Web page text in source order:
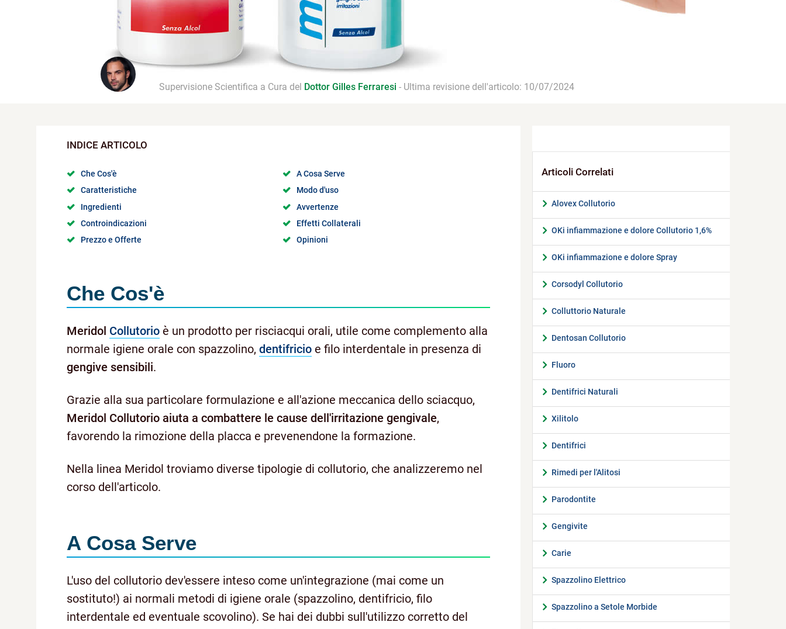
Supervisione Scientifica a Cura del Dottor Gilles Ferraresi - Ultima revisione dell'articolo: 10/07/2024
Che Cos'è
A Cosa Serve
Caratteristiche
Modo d'uso
Ingredienti
Avvertenze
Controindicazioni
Effetti Collaterali
Prezzo e Offerte
Opinioni
Che Cos'è
Meridol Collutorio è un prodotto per risciacqui orali, utile come complemento alla
normale igiene orale con spazzolino, dentifricio e filo interdentale in presenza di
gengive sensibili.
Grazie alla sua particolare formulazione e all'azione meccanica dello sciacquo,
Meridol Collutorio aiuta a combattere le cause dell'irritazione gengivale,
favorendo la rimozione della placca e prevenendone la formazione.
Nella linea Meridol troviamo diverse tipologie di collutorio, che analizzeremo nel
corso dell'articolo.
A Cosa Serve
L'uso del collutorio dev'essere inteso come un'integrazione (mai come un
sostituto!) ai normali metodi di igiene orale (spazzolino, dentifricio, filo
interdentale ed eventuale scovolino). Se hai dei dubbi sull'utilizzo corretto del
Alovex Collutorio
OKi infiammazione e dolore Collutorio 1,6%
OKi infiammazione e dolore Spray
Corsodyl Collutorio
Colluttorio Naturale
Dentosan Collutorio
Fluoro
Dentifrici Naturali
Xilitolo
Dentifrici
Rimedi per l'Alitosi
Parodontite
Gengivite
Carie
Spazzolino Elettrico
Spazzolino a Setole Morbide